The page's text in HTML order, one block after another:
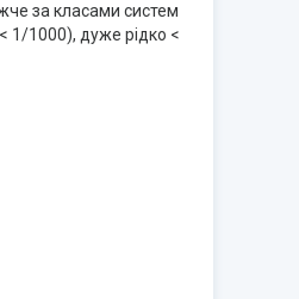
за класами систем
1/1000), дуже рідко <